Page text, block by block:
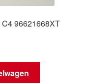
96621668XT